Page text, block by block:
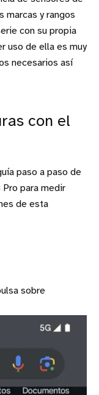
marcas y rangos
con su propia
uso de ella es muy
necesarios así
con el
paso a paso de
para medir
de esta
sobre